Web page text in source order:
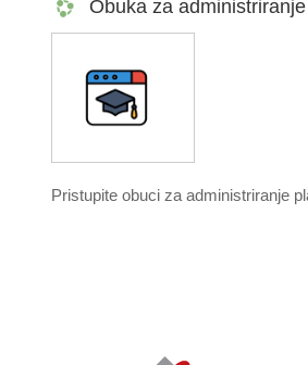
пословања, а Пут до успешног
вам управо то омогућити.
Obuka za
Pristupite obuci za administriranje